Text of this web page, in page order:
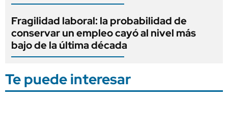
Fragilidad laboral: la probabilidad de
conservar un empleo cayó al nivel más
bajo de la última década
Te puede interesar